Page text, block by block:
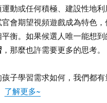
動或任何積極、建設性地
會期望視頻遊戲成為特色
衡。如果候選人唯一能想
，那麼也許需要更多的思考。
子學習需求如何，我們都
了解更多~